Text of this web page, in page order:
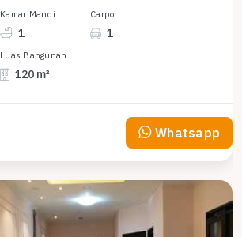
Kamar Mandi
1
Carport
1
Luas Bangunan
120 m²
Whatsapp